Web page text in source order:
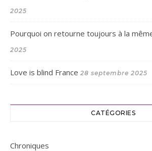
2025
Pourquoi on retourne toujours à la
2025
Love is blind France 28 septembre 2025
CATÉGORIES
Chroniques